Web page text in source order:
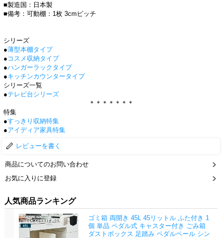
■製造国：日本製
■備考：可動棚：1枚 3cmピッチ
シリーズ
●薄型本棚タイプ
● コスメ収納タイプ
●ハンガーラックタイプ
●キッチンカウンタータイプ
シリーズ一覧
●テレビ台シリーズ
＊＊＊＊＊＊＊
特集
●すっきり収納特集
●アイディア家具特集
レビューを書く
商品についてのお問い合わせ
お気に入りに登録
人気商品ランキング
ゴミ箱 両開き 45L 45リットル ふた付き 1
個 単品 ペダル式 キャスター付き ごみ箱
ダストボックス 足踏み ペダルペール シン